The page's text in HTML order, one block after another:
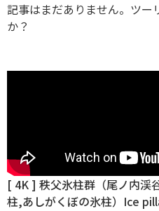
記事はまだありません。ツー
か？
[ 4K ] 秩父氷柱群（尾ノ内渓
柱,あしがくぼの氷柱）Ice